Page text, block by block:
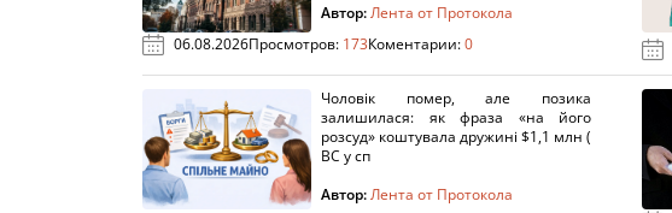
Автор:Лента от Протокола
06.08.2026Просмотров: 173Коментарии:0
Чоловік помер, але позика
залишилася: як фраза «на його
розсуд» коштувала дружині $1,1 млн (
ВС у сп
Автор:Лента от Протокола